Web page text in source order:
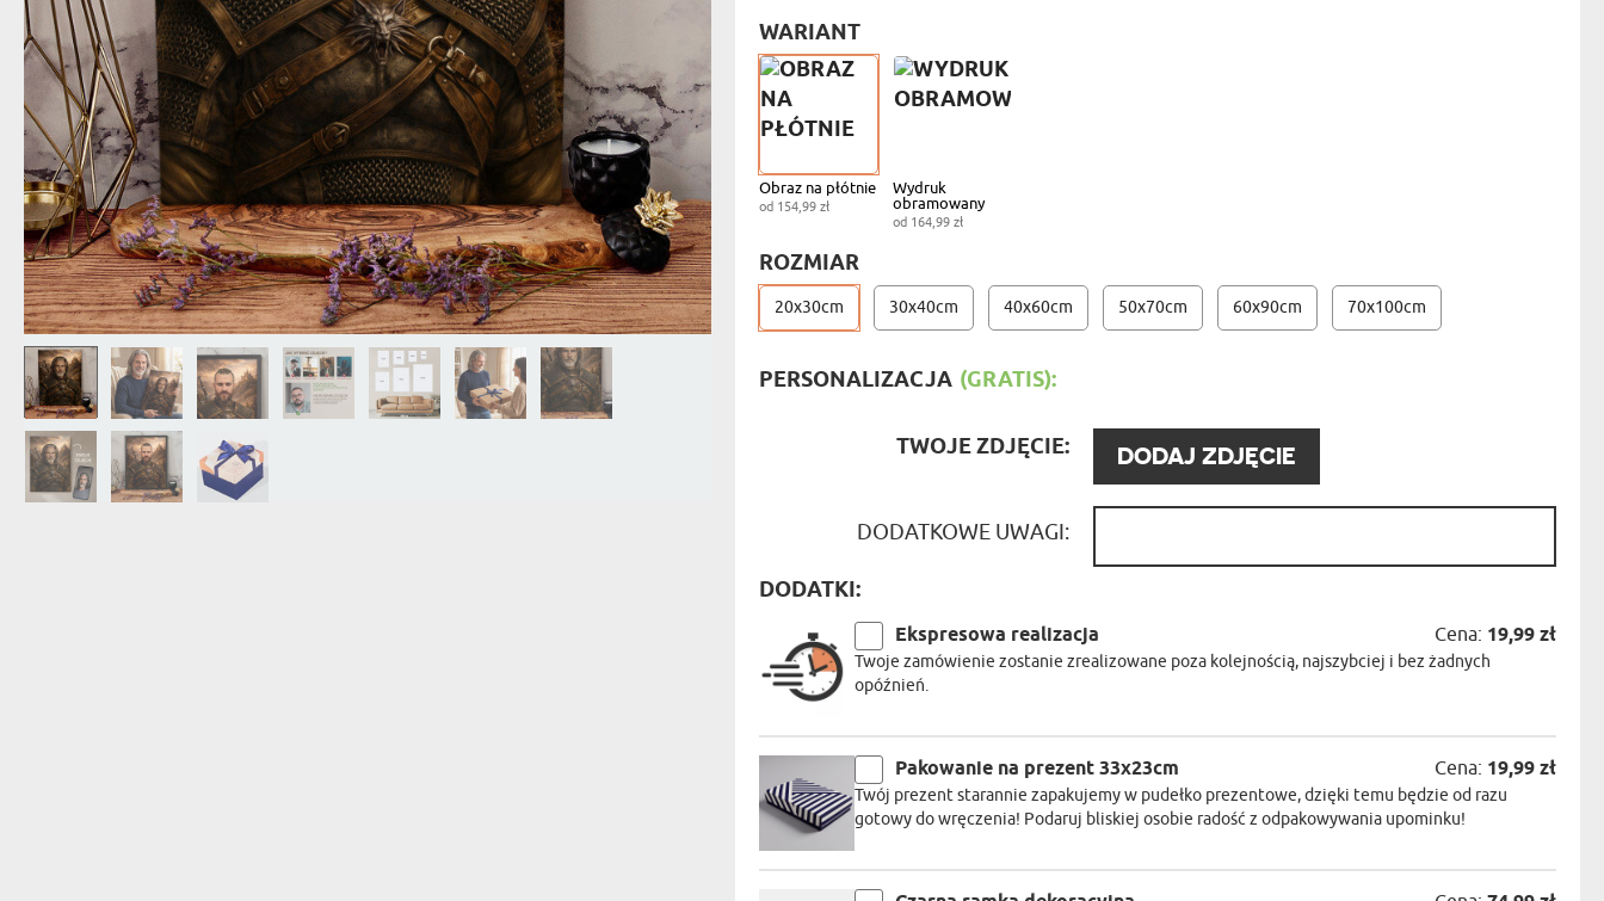
PREZENT DLATEŚCIÓW
SPORTOWCA
STRAŻAKA
PRODUKTY SPOŻYWCZE
CHARAKTER PREZENTU
WARIANT
Obraz na płótnie
od 154,99 zł
Wydruk
obramowany
od 164,99 zł
ROZMIAR
20x30cm 30x40cm 40x60cm 50x70cm 60x90cm 70x100cm
PERSONALIZACJA (GRATIS):
TWOJE ZDJĘCIE: DODAJ ZDJĘCIE
DODATKOWE UWAGI:
DODATKI:
Ekspresowa realizacja Cena: 19,99 zł
Twoje zamówienie zostanie zrealizowane poza kolejnością, najszybciej i bez żadnych
opóźnień.
Pakowanie na prezent 33x23cm Cena: 19,99 zł
Twój prezent starannie zapakujemy w pudełko prezentowe, dzięki temu będzie od razu
gotowy do wręczenia! Podaruj bliskiej osobie radość z odpakowywania upominku!